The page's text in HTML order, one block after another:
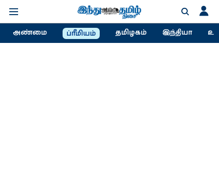
அண்மை ப்ரீமியம் தமிழகம் இந்தியா